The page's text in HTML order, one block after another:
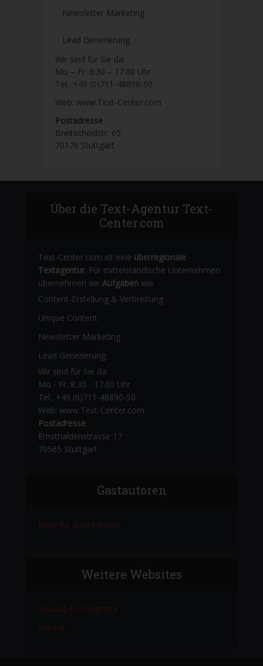
Newsletter Marketing
Lead Generierung
Wir sind für Sie da:
Mo – Fr. 8:30 – 17.00 Uhr
Tel.: +49 (0)711-48890-50
Web: www.Text-Center.com
Postadresse
Breitscheidstr. 65
70176 Stuttgart
Über die Text-Agentur Text-
Center.com
Text-Center.com ist eine überregionale
Textagentur. Für mittelständische Unternehmen
übernehmen wir Aufgaben wie
Content-Erstellung & Verbreitung
Unique Content
Newsletter Marketing
Lead Generierung
Wir sind für Sie da:
Mo - Fr. 8:30 - 17.00 Uhr
Tel.: +49 (0)711-48890-50
Web: www.Text-Center.com
Postadresse
Ernsthaldenstrasse 17
70565 Stuttgart
Gastautoren
Infos für Gastautoren
Weitere Websites
NexaIQ.AI Ki-Agentur
Verytel